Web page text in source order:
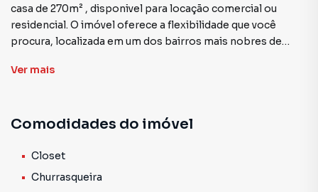
casa de 270m² , disponivel para locação comercial ou
residencial. O imóvel oferece a flexibilidade que você
procura, localizada em um dos bairros mais nobres de
localização, é ideal para quem deseja combinar conforto e
Cozinha e Lavanderia: Práticas e bem distribuídas. Três
closet integrado. Dois Banheiros Sociais: Conforto e
praticidade para todos. Espaço com Churrasqueira e
Ver mais
Comodidades do imóvel
Closet
Churrasqueira